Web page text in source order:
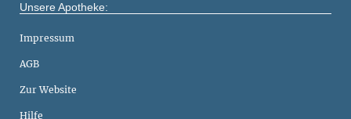
Unsere Apotheke:
Impressum
AGB
Zur Website
Hilfe